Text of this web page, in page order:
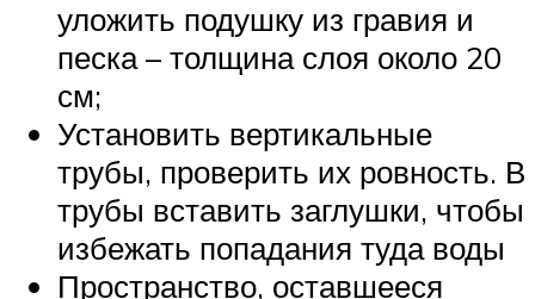
уложить подушку из гравия и
песка – толщина слоя около 20
см;
Установить вертикальные
трубы, проверить их ровность. В
трубы вставить заглушки, чтобы
избежать попадания туда воды
Пространство, оставшееся